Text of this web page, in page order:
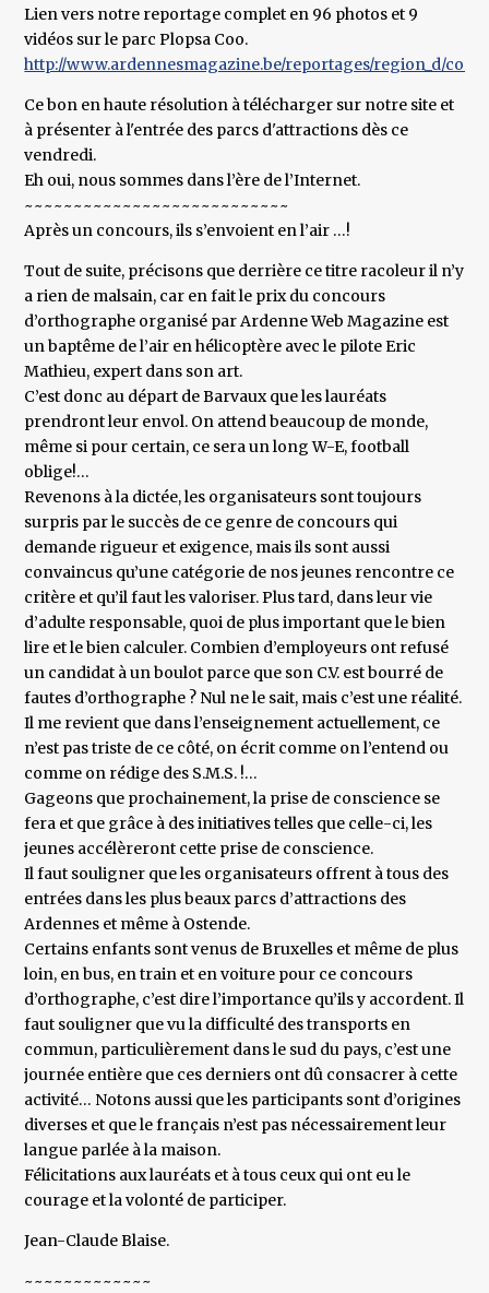
Lien vers notre reportage complet en 96 photos et 9
vidéos sur le parc Plopsa Coo.
http://www.ardennesmagazine.be/reportages/region_d/coo/
Ce bon en haute résolution à télécharger sur notre site et
à présenter à l'entrée des parcs d'attractions dès ce
vendredi.
Eh oui, nous sommes dans l’ère de l’Internet.
~~~~~~~~~~~~~~~~~~~~~~~~~~~
Après un concours, ils s’envoient en l’air …!
Tout de suite, précisons que derrière ce titre racoleur il n’y
a rien de malsain, car en fait le prix du concours
d’orthographe organisé par Ardenne Web Magazine est
un baptême de l’air en hélicoptère avec le pilote Eric
Mathieu, expert dans son art.
C’est donc au départ de Barvaux que les lauréats
prendront leur envol. On attend beaucoup de monde,
même si pour certain, ce sera un long W-E, football
oblige!…
Revenons à la dictée, les organisateurs sont toujours
surpris par le succès de ce genre de concours qui
demande rigueur et exigence, mais ils sont aussi
convaincus qu’une catégorie de nos jeunes rencontre ce
critère et qu’il faut les valoriser. Plus tard, dans leur vie
d’adulte responsable, quoi de plus important que le bien
lire et le bien calculer. Combien d’employeurs ont refusé
un candidat à un boulot parce que son C.V. est bourré de
fautes d’orthographe ? Nul ne le sait, mais c’est une réalité.
Il me revient que dans l’enseignement actuellement, ce
n’est pas triste de ce côté, on écrit comme on l’entend ou
comme on rédige des S.M.S. !…
Gageons que prochainement, la prise de conscience se
fera et que grâce à des initiatives telles que celle-ci, les
jeunes accélèreront cette prise de conscience.
Il faut souligner que les organisateurs offrent à tous des
entrées dans les plus beaux parcs d’attractions des
Ardennes et même à Ostende.
Certains enfants sont venus de Bruxelles et même de plus
loin, en bus, en train et en voiture pour ce concours
d’orthographe, c’est dire l’importance qu’ils y accordent. Il
faut souligner que vu la difficulté des transports en
commun, particulièrement dans le sud du pays, c’est une
journée entière que ces derniers ont dû consacrer à cette
activité… Notons aussi que les participants sont d’origines
diverses et que le français n’est pas nécessairement leur
langue parlée à la maison.
Félicitations aux lauréats et à tous ceux qui ont eu le
courage et la volonté de participer.
Jean-Claude Blaise.
~~~~~~~~~~~~~